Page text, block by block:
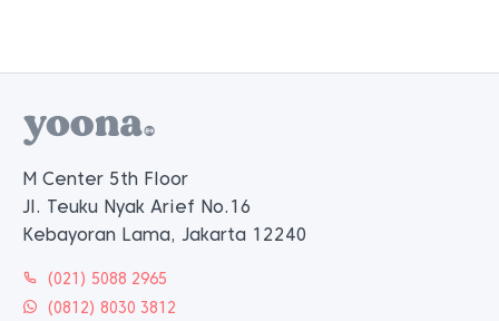
M Center 5th Floor
Jl. Teuku Nyak Arief No.16
Kebayoran Lama, Jakarta 12240
(021) 5088 2965
(0812) 8030 3812